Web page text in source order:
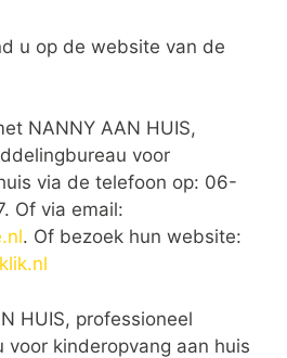
u op de website van de
NANNY AAN HUIS,
voor
via de telefoon op: 06-
Of via email:
. Of bezoek hun website:
HUIS, professioneel
voor kinderopvang aan huis